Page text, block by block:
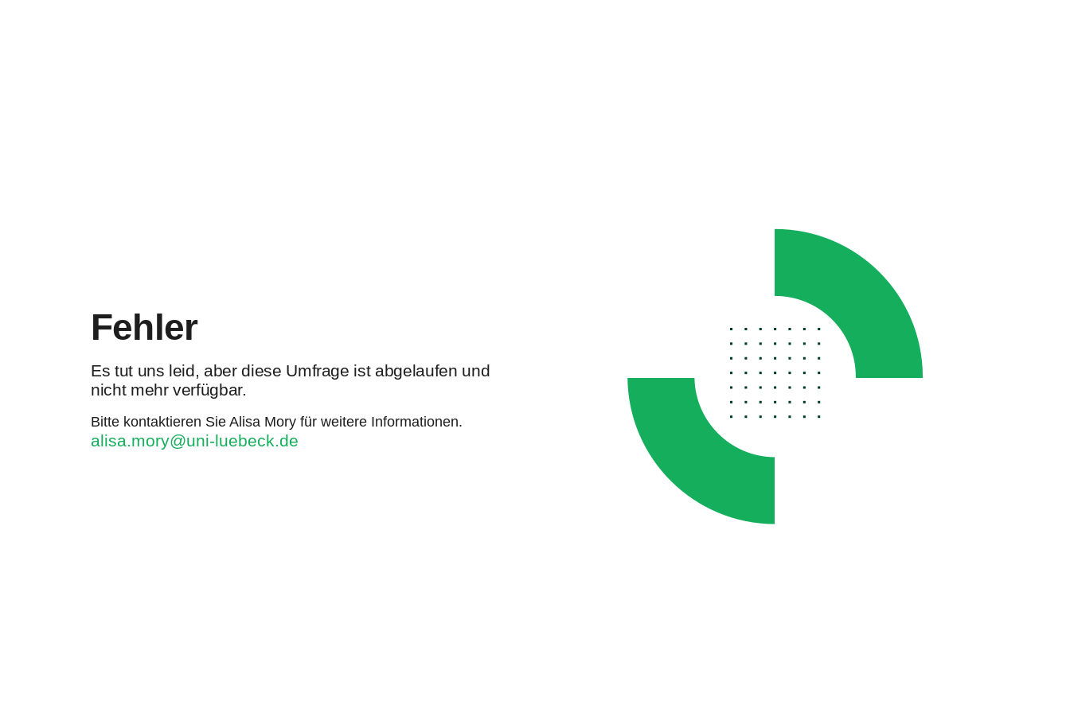
Fehler
Es tut uns leid, aber diese Umfrage ist abgelaufen und
nicht mehr verfügbar.
Bitte kontaktieren Sie Alisa Mory für weitere Informationen.
alisa.mory@uni-luebeck.de